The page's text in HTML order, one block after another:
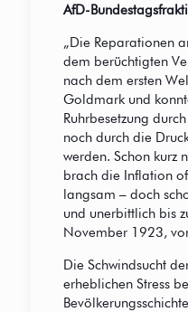
AfD-
„Die Reparationen
dem berüchtigten
nach dem ersten
Goldmark und
Ruhrbesetzung
noch durch die
werden. Schon kurz
brach die Inflation
langsam – doch
und unerbittlich bis
November 1923,
Die Schwindsucht
erheblichen Stress